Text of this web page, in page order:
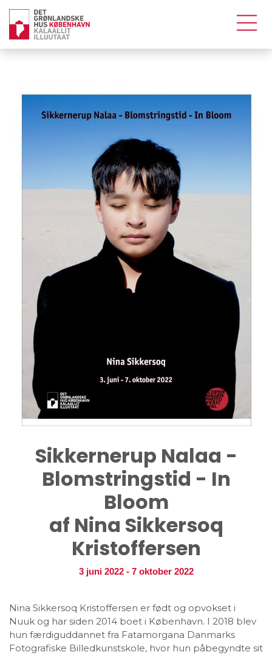
Sikkernerup Nalaa -
Blomstringstid - In
Bloom
af Nina Sikkersoq
Kristoffersen
3 juni 2022 -7 oktober 2022
Nina Sikkersoq Kristoffersen er født og opvokset i
Nuuk og har siden 2014 boet i København. I 2018 blev
hun færdiguddannet fra Fatamorgana Danmarks
Fotografiske Billedkunstskole, hvor hun påbegyndte sit